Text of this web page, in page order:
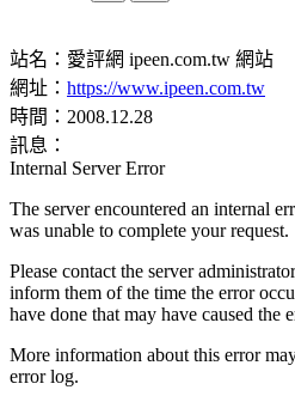
站名：愛評網 ipeen.com.tw 網站
網址： https://www.ipeen.com.tw
時間：2008.12.28
訊息：
Internal Server Error
The server encountered an internal
was unable to complete your request.
Please contact the server
inform them of the time the error
have done that may have caused the
More information about this error
error log.